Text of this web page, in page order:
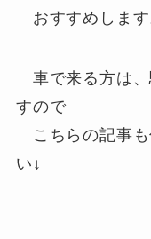
おすすめします
車で来る方は、
すので
こちらの記事も
い↓